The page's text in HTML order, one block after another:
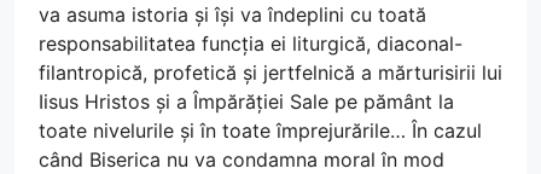
va asuma istoria și își va îndeplini cu toată
responsabilitatea funcția ei liturgică, diaconal-
filantropică, profetică și jertfelnică a mărturisirii lui
Iisus Hristos și a Împărăției Sale pe pământ la
toate nivelurile și în toate împrejurările… În cazul
când Biserica nu va condamna moral în mod